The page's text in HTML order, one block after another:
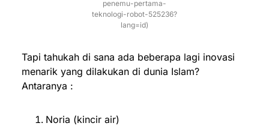
penemu-pertama-
teknologi-robot-525236?
lang=id)
Tapi tahukah di sana ada beberapa lagi inovasi
menarik yang dilakukan di dunia Islam?
Antaranya :
Noria (kincir air)